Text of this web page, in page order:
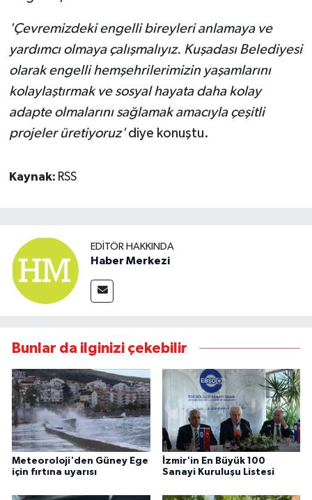
'Çevremizdeki engelli bireyleri anlamaya ve
yardımcı olmaya çalışmalıyız. Kuşadası Belediyesi
olarak engelli hemşehrilerimizin yaşamlarını
kolaylaştırmak ve sosyal hayata daha kolay
adapte olmalarını sağlamak amacıyla çeşitli
projeler üretiyoruz' diye konuştu.
Kaynak: RSS
EDITÖR HAKKINDA
Haber Merkezi
Bunlar da ilginizi çekebilir
Meteoroloji'den Güney Ege
için fırtına uyarısı
İzmir'in En Büyük 100
Sanayi Kuruluşu Listesi